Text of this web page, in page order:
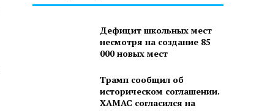
Дефицит школьных мест
несмотря на создание 85
000 новых мест
Трамп сообщил об
историческом соглашении.
ХАМАС согласился на